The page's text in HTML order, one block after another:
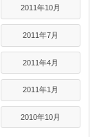
2011年10月
2011年7月
2011年4月
2011年1月
2010年10月